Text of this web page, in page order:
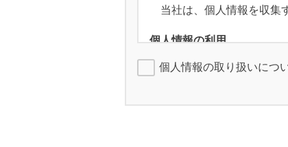
当社は、個人情報を収集
個人情報の利用
当社は、ご提供いただい
個人情報の取り扱いにつ